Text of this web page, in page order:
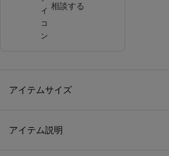
相談する
アイテムサイズ
アイテム説明